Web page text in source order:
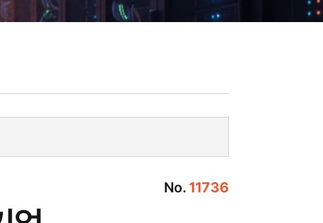
No. 11736